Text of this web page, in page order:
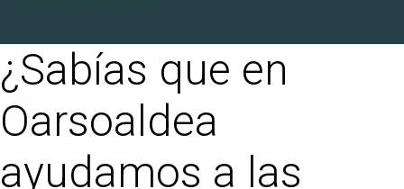
¿Sabías que en
Oarsoaldea
ayudamos a las